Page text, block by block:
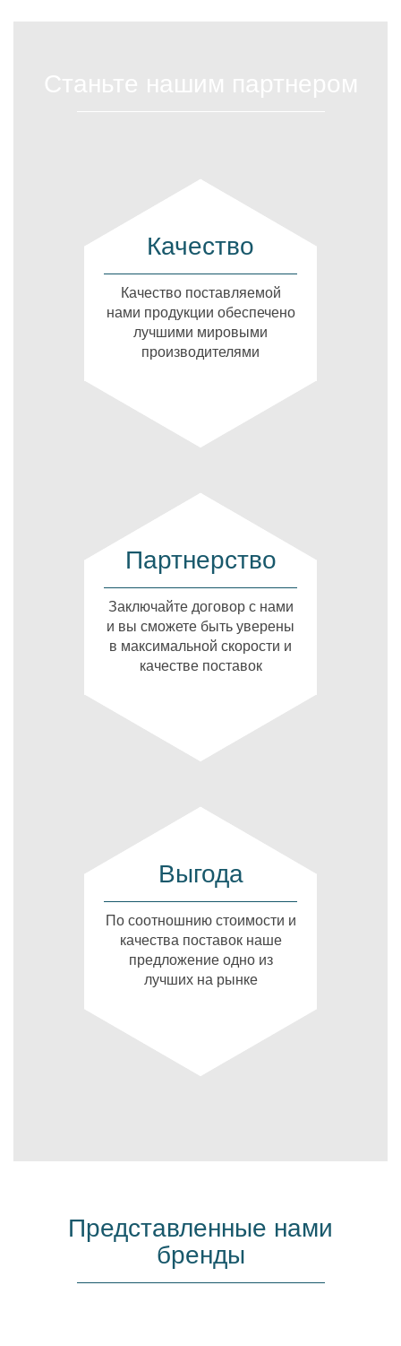
Качество
Качество поставляемой
нами продукции обеспечено
лучшими мировыми
производителями
Партнерство
Заключайте договор с нами
и вы сможете быть уверены
в максимальной скорости и
качестве поставок
Выгода
По соотношнию стоимости и
качества поставок наше
предложение одно из
лучших на рынке
Представленные нами
бренды